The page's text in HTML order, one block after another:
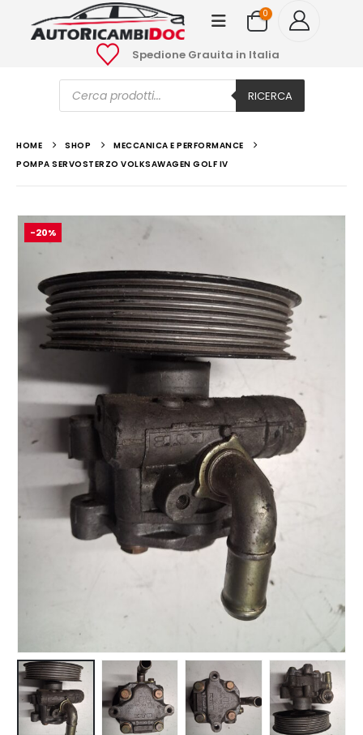
0
Spedione Grauita in Italia
Ricerca
prodotti RICERCA
HOME SHOP
MECCANICA E PERFORMANCE
POMPA SERVOSTERZO VOLKSAWAGEN GOLF IV
-20%